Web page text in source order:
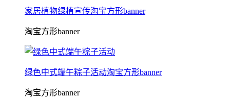
家居植物绿植宣传淘宝方形banner
淘宝方形banner
绿色中式端午粽子活动淘宝方形banner
淘宝方形banner